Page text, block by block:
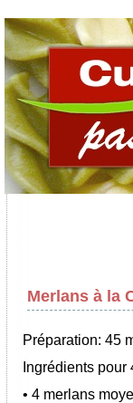
Merlans à la
Préparation: 45
Ingrédients pour
• 4 merlans